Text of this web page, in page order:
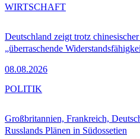
Deutschland zeigt trotz
„überraschende
08.08.2026
WIRTSCHAFT
Großbritannien, Frankreich,
Russlands Plänen in Südossetien
POLITIK